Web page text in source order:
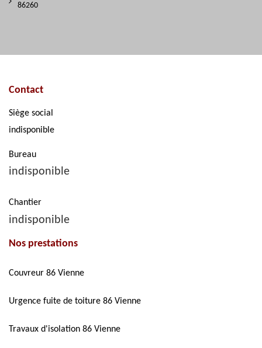
86260
Contact
Siège social
indisponible
Bureau
indisponible
Chantier
indisponible
Nos prestations
Couvreur 86 Vienne
Urgence fuite de toiture 86 Vienne
Travaux d'isolation 86 Vienne